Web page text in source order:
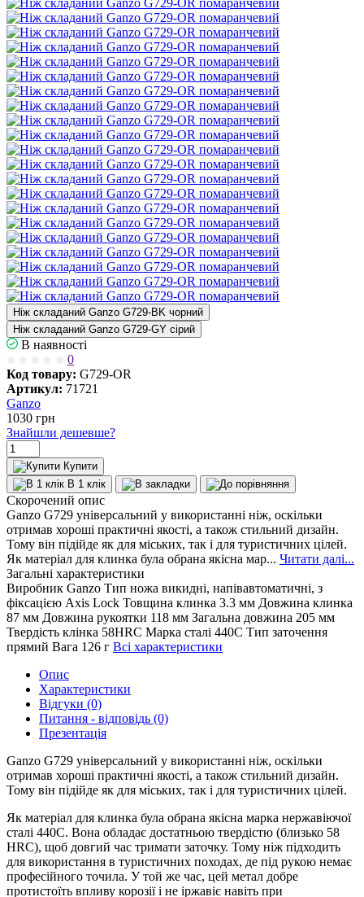
Ніж складаний Ganzo G729-BK чорний
Ніж складаний Ganzo G729-GY сiрий
В наявності
0
Код товару: G729-OR
Артикул: 71721
Ganzo
1030 грн
Знайшли дешевше?
Купити
В 1 клік
Скорочений опис
Ganzo G729 універсальний у використанні ніж, оскільки
отримав хороші практичні якості, а також стильний дизайн.
Тому він підійде як для міських, так і для туристичних цілей.
Як матеріал для клинка була обрана якісна мар... Читати далі...
Загальні характеристики
Виробник Ganzo Тип ножа викидні, напівавтоматичні, з
фіксацією Axis Lock Товщина клинка 3.3 мм Довжина клинка
87 мм Довжина рукоятки 118 мм Загальна довжина 205 мм
Твердість клінка 58HRC Марка сталі 440C Тип заточення
прямий Вага 126 г Всі характеристики
Опис
Характеристики
Відгуки (0)
Питання - відповідь (0)
Презентація
Ganzo G729 універсальний у використанні ніж, оскільки
отримав хороші практичні якості, а також стильний дизайн.
Тому він підійде як для міських, так і для туристичних цілей.
Як матеріал для клинка була обрана якісна марка нержавіючої
сталі 440С. Вона обладає достатньою твердістю (близько 58
HRC), щоб довгий час тримати заточку. Тому ніж підходить
для використання в туристичних походах, де під рукою немає
професійного точила. У той же час, цей метал добре
протистоїть впливу корозії і не іржавіє навіть при